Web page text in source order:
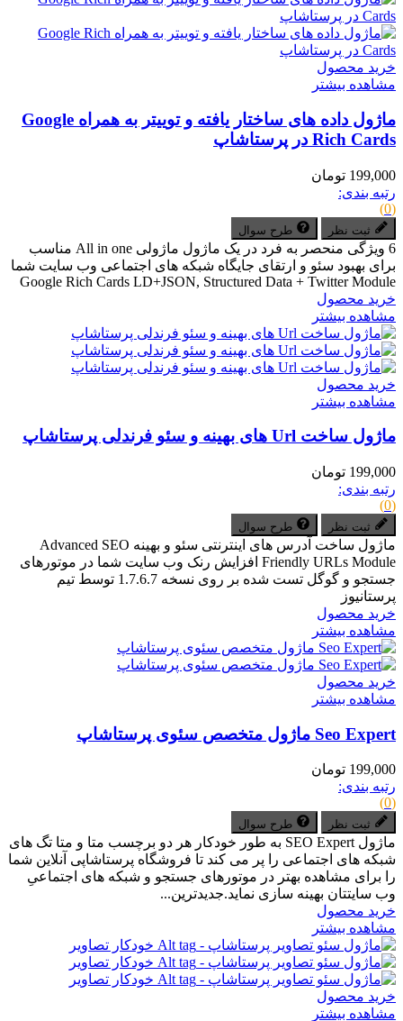
خرید محصول
مشاهده بیشتر
ماژول داده های ساختار یافته و توییتر به همراه Google
Rich Cards در پرستاشاپ
199,000 تومان
رتبه بندی:
(0)
ثبت نظر طرح سوال
6 ویژگی منحصر به فرد در یک ماژول ماژولی All in one مناسب
برای بهبود سئو و ارتقای جایگاه شبکه های اجتماعی وب سایت شما
Google Rich Cards LD+JSON, Structured Data + Twitter Module
خرید محصول
مشاهده بیشتر
خرید محصول
مشاهده بیشتر
ماژول ساخت Url های بهینه و سئو فرندلی پرستاشاپ
199,000 تومان
رتبه بندی:
(0)
ثبت نظر طرح سوال
ماژول ساخت آدرس های اینترنتی سئو و بهینه Advanced SEO
Friendly URLs Module افزایش رنک وب سایت شما در موتورهای
جستجو و گوگل تست شده بر روی نسخه 1.7.6.7 توسط تیم
پرستانیوز
خرید محصول
مشاهده بیشتر
خرید محصول
مشاهده بیشتر
Seo Expert ماژول متخصص سئوی پرستاشاپ
199,000 تومان
رتبه بندی:
(0)
ثبت نظر طرح سوال
ماژول SEO Expert به طور خودکار هر دو برچسب متا و متا تگ های
شبکه های اجتماعی را پر می کند تا فروشگاه پرستاشاپی آنلاین شما
را برای مشاهده بهتر در موتورهای جستجو و شبکه های اجتماعیِ
وب سایتتان بهینه سازی نماید.جدیدترین...
خرید محصول
مشاهده بیشتر
خرید محصول
مشاهده بیشتر